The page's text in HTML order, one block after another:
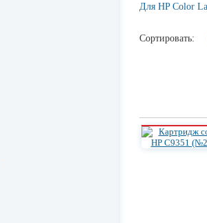
Для HP Color
Сортировать: